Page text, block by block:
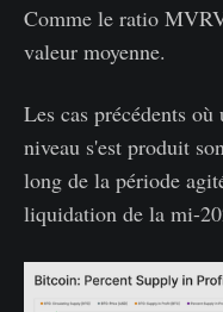
Comme le ratio
valeur moyenne.
Les cas précédents
niveau s'est produit
long de la période
liquidation de la mi-